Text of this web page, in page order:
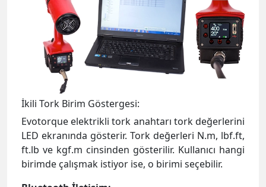
İkili Tork Birim Göstergesi:
Evotorque elektrikli tork anahtarı tork değerlerini
LED ekranında gösterir. Tork değerleri N.m, lbf.ft,
ft.lb ve kgf.m cinsinden gösterilir. Kullanıcı hangi
birimde çalışmak istiyor ise, o birimi seçebilir.
Bluetooth İletişim:
Evotorque elektrikli tork anahtarı bluetooth
iletişim teknolojisi ile donatılmıştır. Cihaz
bluetooth üzerinde bilgisayar, tablet üzerinden
yönetilebilir, ayarlanabilir, kilitlenebilir veya